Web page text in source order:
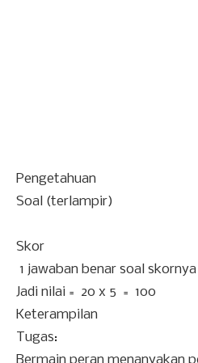
Pengetahuan
Soal (terlampir)
Skor
1 jawaban benar soal
Jadi nilai = 20 x 5 = 100
Keterampilan
Tugas:
Bermain peran menanyakan